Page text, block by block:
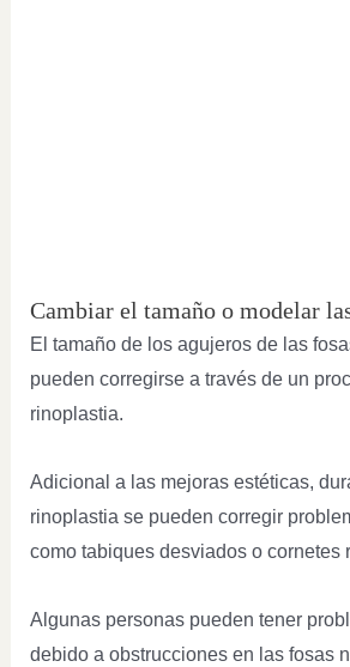
Cambiar el tamaño o modelar
El tamaño de los agujeros de las
pueden corregirse a través de un
rinoplastia.
Adicional a las mejoras estéticas,
rinoplastia se pueden corregir
como tabiques desviados o cornetes
Algunas personas pueden tener
debido a obstrucciones en las fosas